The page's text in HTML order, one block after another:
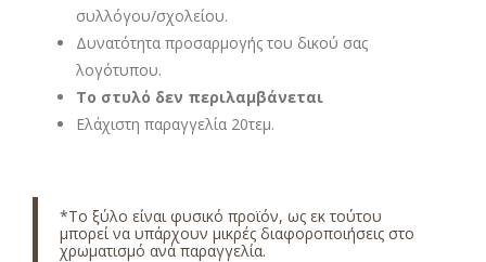
συλλόγου/σχολείου.
Δυνατότητα προσαρμογής του δικού σας
λογότυπου.
Το στυλό δεν περιλαμβάνεται
Ελάχιστη παραγγελία 20τεμ.
*Το ξύλο είναι φυσικό προϊόν, ως εκ τούτου
μπορεί να υπάρχουν μικρές διαφοροποιήσεις στο
χρωματισμό ανά παραγγελία.